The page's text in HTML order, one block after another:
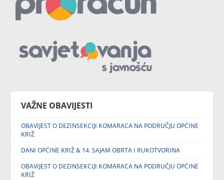
VAŽNE OBAVIJESTI
OBAVIJEST O DEZINSEKCIJI KOMARACA NA PODRUČJU OPĆINE
KRIŽ
DANI OPĆINE KRIŽ & 14. SAJAM OBRTA I RUKOTVORINA
OBAVIJEST O DEZINSEKCIJI KOMARACA NA PODRUČJU OPĆINE
KRIŽ